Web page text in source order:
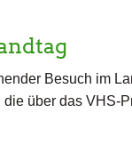
Besuch im
die über das VHS-